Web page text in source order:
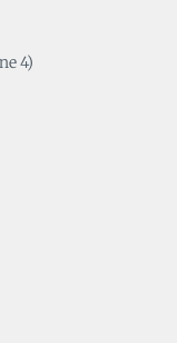
4)